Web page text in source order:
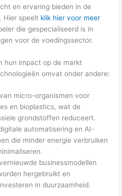
en ervaring bieden in de
Hier speelt klik hier voor meer
die gespecialiseerd is in
voor de voedingssector.
hun impact op de markt
omvat onder andere:
micro-organismen voor
en bioplastics, wat de
grondstoffen reduceert.
automatisering en AI-
die minder energie verbruiken
businessmodellen
hergebruikt en
in duurzaamheid.